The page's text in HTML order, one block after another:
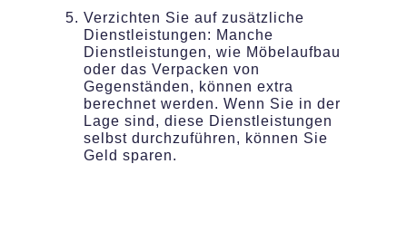
Verzichten Sie auf zusätzliche
Dienstleistungen: Manche
Dienstleistungen, wie Möbelaufbau
oder das Verpacken von
Gegenständen, können extra
berechnet werden. Wenn Sie in der
Lage sind, diese Dienstleistungen
selbst durchzuführen, können Sie
Geld sparen.